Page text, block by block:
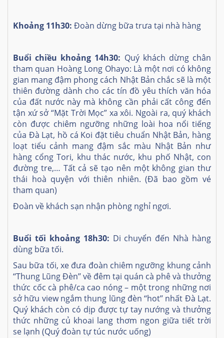
Khoảng 11h30: Đoàn dừng bữa trưa tại nhà hàng
Buổi chiều khoảng 14h30: Quý khách dừng chân
tham quan Hoàng Long Ohayo: Là một nơi có không
gian mang đậm phong cách Nhật Bản chắc sẽ là một
thiên đường dành cho các tín đồ yêu thích văn hóa
của đất nước này mà không cần phải cất công đến
tận xứ sở “Mặt Trời Mọc” xa xôi. Ngoài ra, quý khách
còn được chiêm ngưỡng những loài hoa nổi tiếng
của Đà Lạt, hồ cá Koi đặt tiêu chuẩn Nhật Bản, hàng
loạt tiểu cảnh mang đậm sắc màu Nhật Bản như
hàng cổng Tori, khu thác nước, khu phố Nhật, con
đường tre,… Tất cả sẽ tạo nên một không gian thư
thái hoà quyện với thiên nhiên. (Đã bao gồm vé
tham quan)
Đoàn về khách sạn nhận phòng nghỉ ngơi.
Buổi tối khoảng 18h30: Di chuyển đến Nhà hàng
dùng bữa tối.
Sau bữa tối, xe đưa đoàn chiêm ngưỡng khung cảnh
‘‘Thung Lũng Đèn’’về đêm tại quán cà phê và thưởng
thức cốc cà phê/ca cao nóng – một trong những nơi
sở hữu view ngắm thung lũng đèn ‘‘hot’’ nhất Đà Lạt.
Quý khách còn có dịp được tự tay nướng và thưởng
thức những củ khoai lang thơm ngon giữa tiết trời
se lạnh (Quý đoàn tự túc nước uống)